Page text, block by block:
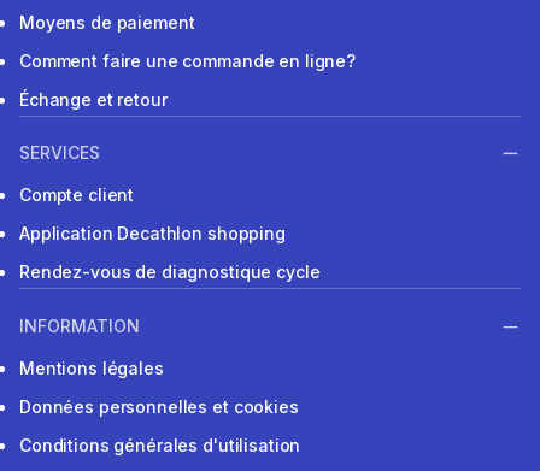
Moyens de paiement
Comment faire une commande en ligne?
Échange et retour
SERVICES
Compte client
Application Decathlon shopping
Rendez-vous de diagnostique cycle
INFORMATION
Mentions légales
Données personnelles et cookies
Conditions générales d'utilisation